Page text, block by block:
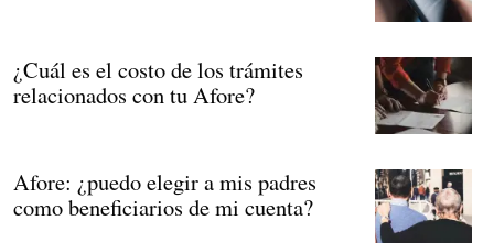
¿Cuál es el costo de los trámites
relacionados con tu Afore?
Afore: ¿puedo elegir a mis padres
como beneficiarios de mi cuenta?